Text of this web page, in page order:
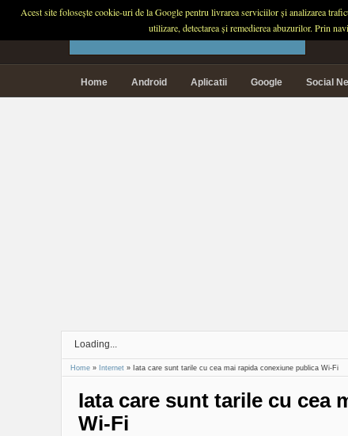
PLANETA TECH
Home Android Aplicatii Google Social
Loading...
Home » Internet » Iata care sunt tarile cu cea mai rapida conexiune publica Wi-Fi
Iata care sunt tarile cu cea
Wi-Fi
Acest site folosește cookie-uri de la Google pentru livrarea serviciilor și analizarea
utilizare, detectarea și remedierea abuzurilor. Prin